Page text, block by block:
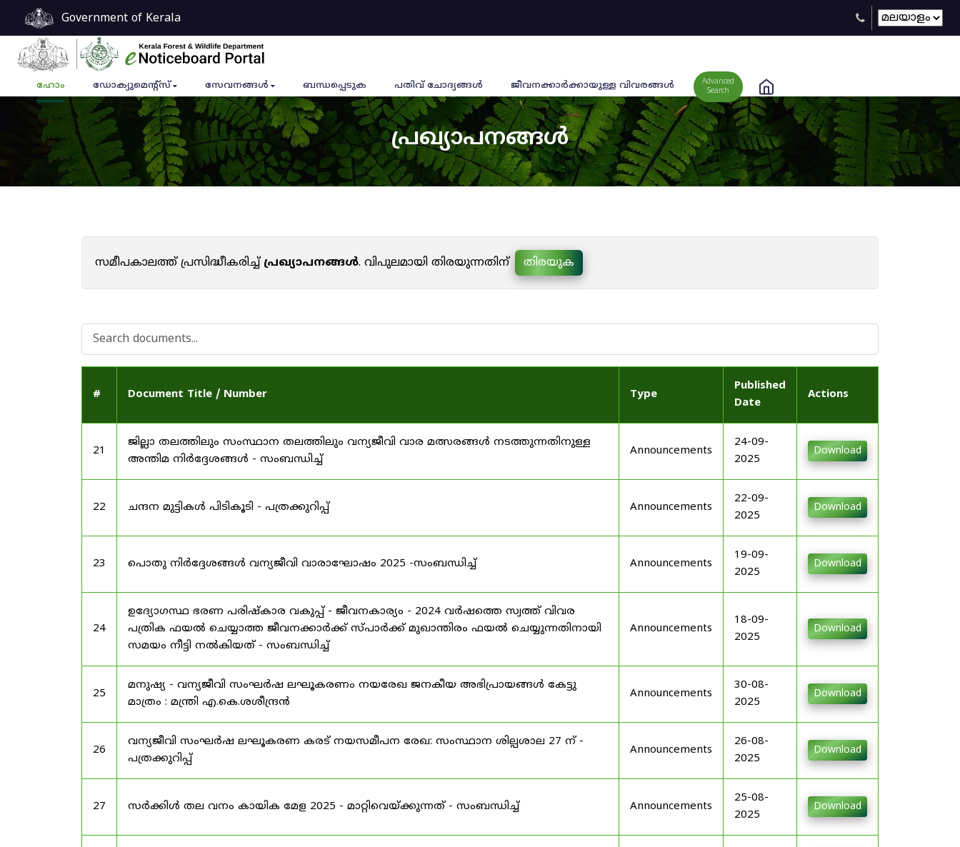
Government of Kerala
ഹോം ഡോക്യുമെൻ്റ്സ് സേവനങ്ങൾ ബന്ധപ്പെടുക പതിവ് ചോദ്യങ്ങൾ ജീവനക്കാര്‍ക്കായുള്ള വിവരങ്ങള്‍
Advanced
Search
പ്രഖ്യാപനങ്ങൾ
സമീപകാലത്ത് പ്രസിദ്ധീകരിച്ച്പ്രഖ്യാപനങ്ങൾ. വിപുലമായി തിരയുന്നതിന് തിരയുക
# Document Title / Number Type
Published
Date
Actions
21
ജില്ലാ തലത്തിലും സംസ്ഥാന തലത്തിലും വന്യജീവി വാര മത്സരങ്ങൾ നടത്തുന്നതിനുള്ള
അന്തിമ നിർദ്ദേശങ്ങൾ - സംബന്ധിച്ച്
Announcements
24-09-
2025
Download
22 ചന്ദന മുട്ടികൾ പിടികൂടി - പത്രക്കുറിപ്പ് Announcements
22-09-
2025
Download
23 പൊതു നിർദ്ദേശങ്ങൾ വന്യജീവി വാരാഘോഷം 2025 -സംബന്ധിച്ച് Announcements
19-09-
2025
Download
24
ഉദ്യോഗസ്ഥ ഭരണ പരിഷ്കാര വകുപ്പ് - ജീവനകാര്യം - 2024 വർഷത്തെ സ്വത്ത് വിവര
പത്രിക ഫയൽ ചെയ്യാത്ത ജീവനക്കാർക്ക് സ്പാർക്ക് മുഖാന്തിരം ഫയൽ ചെയ്യുന്നതിനായി
സമയം നീട്ടി നൽകിയത് - സംബന്ധിച്ച്
Announcements
18-09-
2025
Download
25
മനുഷ്യ - വന്യജീവി സംഘർഷ ലഘൂകരണം നയരേഖ ജനകീയ അഭിപ്രായങ്ങൾ കേട്ടു
മാത്രം : മന്ത്രി എ.കെ.ശശീന്ദ്രൻ
Announcements
30-08-
2025
Download
26
വന്യജീവി സംഘർഷ ലഘൂകരണ കരട് നയസമീപന രേഖ: സംസ്ഥാന ശില്പശാല 27 ന് -
പത്രക്കുറിപ്പ്
Announcements
26-08-
2025
Download
27 സർക്കിൾ തല വനം കായിക മേള 2025 - മാറ്റിവെയ്ക്കുന്നത് - സംബന്ധിച്ച് Announcements
25-08-
2025
Download